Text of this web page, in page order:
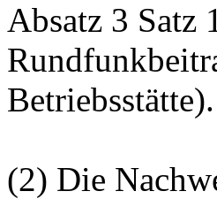
Absatz 3 Satz
Betriebsstätte).
(2) Die